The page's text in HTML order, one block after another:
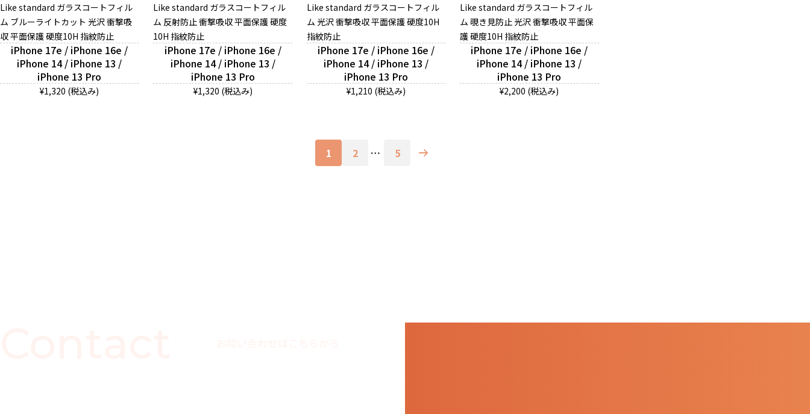
Like standard ガラスコートフィル
ム ブルーライトカット 光沢 衝撃吸
収 平面保護 硬度10H 指紋防止
iPhone 17e / iPhone 16e /
iPhone 14 / iPhone 13 /
iPhone 13 Pro
¥1,320 (税込み)
Like standard ガラスコートフィル
ム 反射防止 衝撃吸収 平面保護 硬度
10H 指紋防止
iPhone 17e / iPhone 16e /
iPhone 14 / iPhone 13 /
iPhone 13 Pro
¥1,320 (税込み)
Like standard ガラスコートフィル
ム 光沢 衝撃吸収 平面保護 硬度10H
指紋防止
iPhone 17e / iPhone 16e /
iPhone 14 / iPhone 13 /
iPhone 13 Pro
¥1,210 (税込み)
Like standard ガラスコートフィル
ム 覗き見防止 光沢 衝撃吸収 平面保
護 硬度10H 指紋防止
iPhone 17e / iPhone 16e /
iPhone 14 / iPhone 13 /
iPhone 13 Pro
¥2,200 (税込み)
1 2 … 5